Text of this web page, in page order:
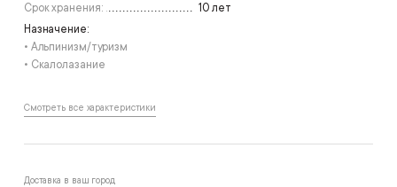
Срок хранения:
10 лет
Назначение:
• Альпинизм/туризм
• Cкалолазание
Смотреть все характеристики
Доставка в ваш город